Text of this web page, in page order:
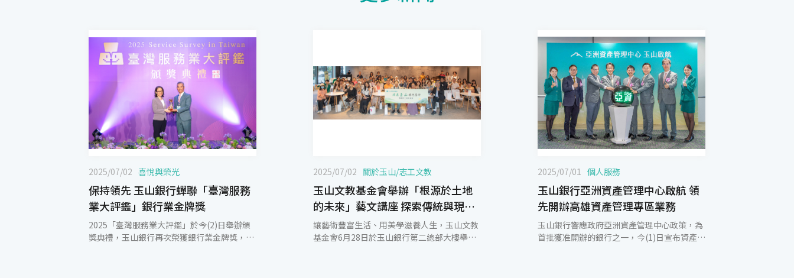
2025/07/02 喜悅與榮光
保持領先 玉山銀行蟬聯「臺灣服務
業大評鑑」銀行業金牌獎
2025「臺灣服務業大評鑑」於今(2)日舉辦頒
獎典禮，玉山銀行再次榮獲銀行業金牌獎，肯
2025/07/02 關於玉山/志工文教
玉山文教基金會舉辦「根源於土地
的未來」藝文講座 探索傳統與現代
的對話
讓藝術豐富生活、用美學滋養人生，玉山文教
基金會6月28日於玉山銀行第二總部大樓舉辦
2025/07/01 個人服務
玉山銀行亞洲資產管理中心啟航 領
先開辦高雄資產管理專區業務
玉山銀行響應政府亞洲資產管理中心政策，為
首批獲准開辦的銀行之一，今(1)日宣布資產管